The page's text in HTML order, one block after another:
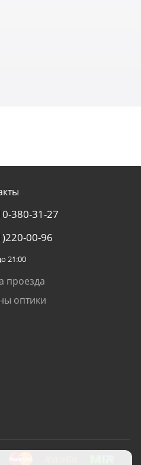
380-31-27
00-96
21:00
проезда
оптики